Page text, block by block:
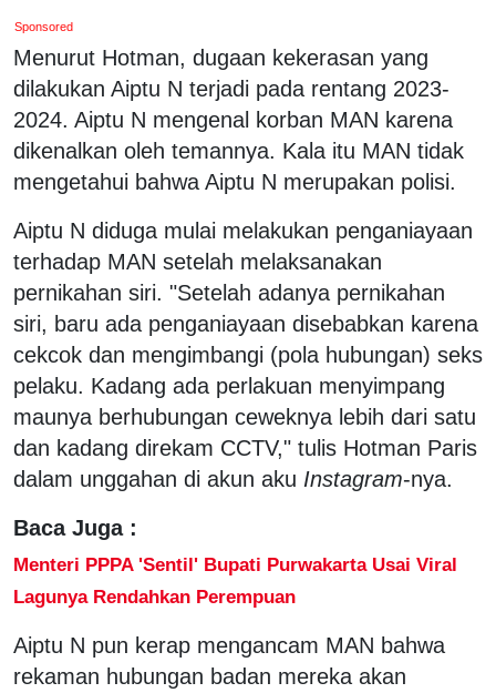
Sponsored
Menurut Hotman, dugaan kekerasan yang
dilakukan Aiptu N terjadi pada rentang 2023-
2024. Aiptu N mengenal korban MAN karena
dikenalkan oleh temannya. Kala itu MAN tidak
mengetahui bahwa Aiptu N merupakan polisi.
Aiptu N diduga mulai melakukan penganiayaan
terhadap MAN setelah melaksanakan
pernikahan siri. "Setelah adanya pernikahan
siri, baru ada penganiayaan disebabkan karena
cekcok dan mengimbangi (pola hubungan) seks
pelaku. Kadang ada perlakuan menyimpang
maunya berhubungan ceweknya lebih dari satu
dan kadang direkam CCTV," tulis Hotman Paris
dalam unggahan di akun aku Instagram-nya.
Baca Juga :
Menteri PPPA 'Sentil' Bupati Purwakarta Usai Viral
Lagunya Rendahkan Perempuan
Aiptu N pun kerap mengancam MAN bahwa
rekaman hubungan badan mereka akan